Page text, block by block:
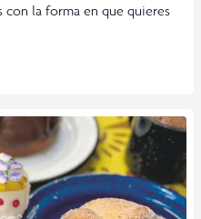
con la forma en que quieres